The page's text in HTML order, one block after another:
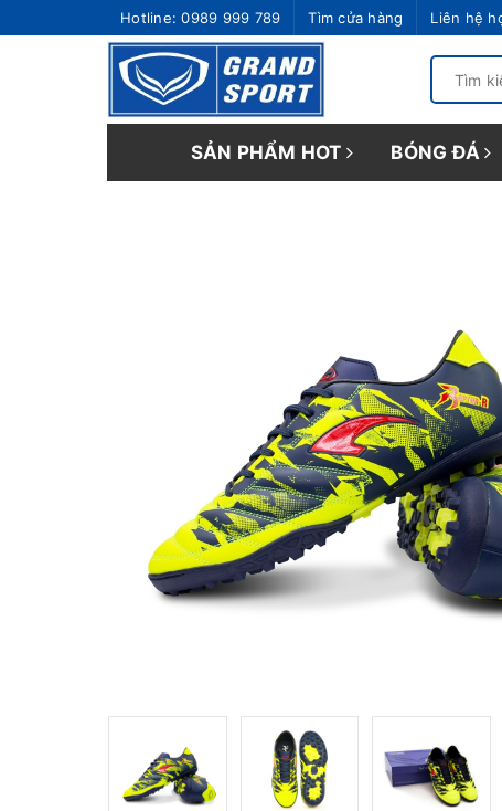
Hotline:0989 999 789 Tìm cửa hàng Liên hệ
SẢN PHẨM HOT BÓNG ĐÁ